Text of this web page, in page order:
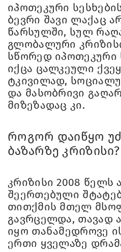
იპოთეკური
ბევრი შავი ლაქაც
წარსულში, სულ
გლობალური
სწორედ იპოთეკური
იქცა ცალკეული
ტკივილად,
და მასობრივი
მიზეზადაც კი.
როგორ დაიწყო
ბაზარზე კრიზისი?
კრიზისი 2008 წელს
შეერთებული
თითქმის მთელ
გავრცელდა, თავად
იყო თანამედროვე
ერთი ყველაზე